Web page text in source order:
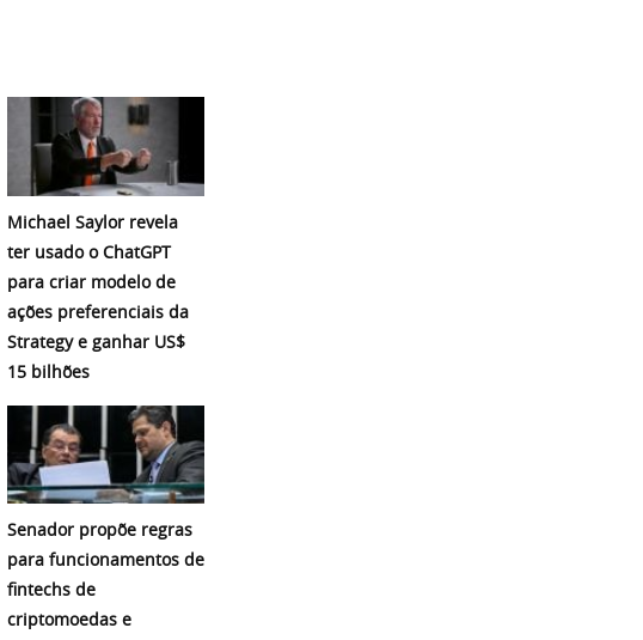
Michael Saylor revela
ter usado o ChatGPT
para criar modelo de
ações preferenciais da
Strategy e ganhar US$
15 bilhões
Senador propõe regras
para funcionamentos de
fintechs de
criptomoedas e